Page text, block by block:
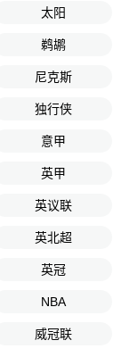
太阳
鹈鹕
尼克斯
独行侠
意甲
英甲
英议联
英北超
英冠
NBA
威冠联